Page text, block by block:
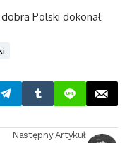
Polski dokonał
Następny Artykuł